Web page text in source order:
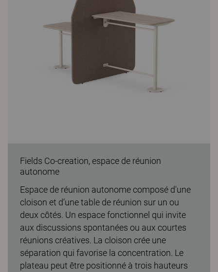
Fields Co-creation, espace de réunion
autonome
Espace de réunion autonome composé d'une
cloison et d’une table de réunion sur un ou
deux côtés. Un espace fonctionnel qui invite
aux discussions spontanées ou aux courtes
réunions créatives. La cloison crée une
séparation qui favorise la concentration. Le
plateau peut être positionné à trois hauteurs